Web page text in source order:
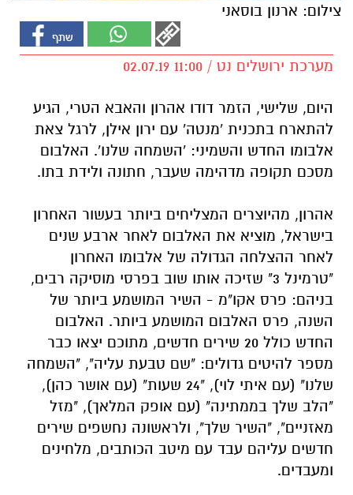
צילום: ארנון בוסאני
מערכת ירושלים נט / 11:00 02.07.19
היום, שלישי, הזמר דודו אהרון והאבא הטרי, הגיע
להתארח בתכנית 'מנטה' עם ירון אילן, לרגל צאת
אלבומו החדש והשמיני: 'השמחה שלנו'. האלבום
מסכם תקופה מדהימה שעבר, חתונה ולידת בתו.
אהרון, מהיוצרים המצליחים ביותר בעשור האחרון
בישראל, מוציא את האלבום לאחר ארבע שנים
לאחר ההצלחה הגדולה של אלבומו האחרון
"טרמינל 3" שזיכה אותו שוב בפרסי מוסיקה רבים,
בניהם: פרס אקו"מ - השיר המושמע ביותר של
השנה, פרס האלבום המושמע ביותר. האלבום
החדש כולל 20 שירים חדשים, מתוכם יצאו כבר
מספר להיטים גדולים: "שם טבעת עליה", "השמחה
שלנו" (עם איתי לוי), "24 שעות" (עם אושר כהן),
"הלב שלך בממתינה" (עם אופק המלאך), "מזל
מאזניים", "השיר שלך", ולראשונה נחשפים שירים
חדשים עליהם עבד עם מיטב הכותבים, מלחינים
ומעבדים.